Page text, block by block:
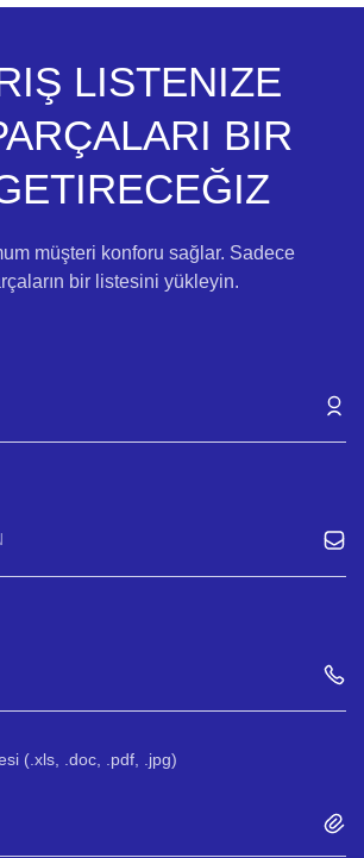
LISTENIZE
BIR
müşteri konforu sağlar. Sadece
bir listesini yükleyin.
(.xls, .doc, .pdf, .jpg)